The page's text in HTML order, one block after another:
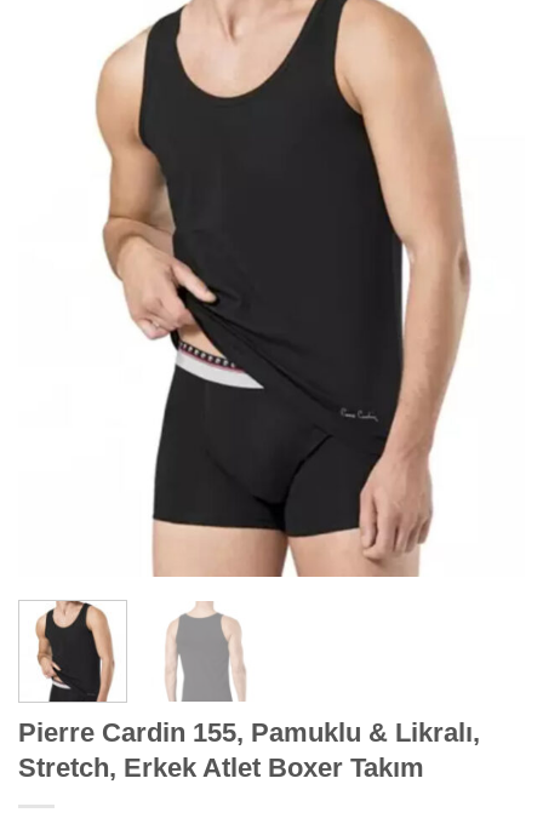
Pierre Cardin 155, Pamuklu & Likralı,
Stretch, Erkek Atlet Boxer Takım